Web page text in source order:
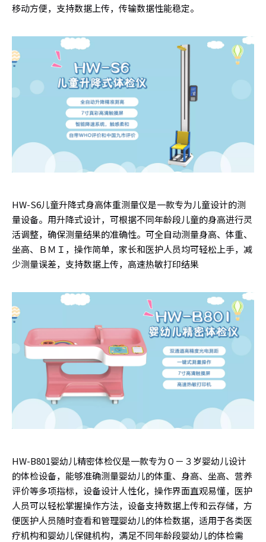
移动方便，支持数据上传，传输数据性能稳定。
HW-S6儿童升降式身高体重测量仪是一款专为儿童设计的测
量设备。用升降式设计，可根据不同年龄段儿童的身高进行灵
活调整，确保测量结果的准确性。可全自动测量身高、体重、
坐高、ＢＭＩ，操作简单，家长和医护人员均可轻松上手，减
少测量误差，支持数据上传，高速热敏打印结果
HW-B801婴幼儿精密体检仪是一款专为０－３岁婴幼儿设计
的体检设备，能够准确测量婴幼儿的体重、身高、坐高、营养
评价等多项指标，设备设计人性化，操作界面直观易懂，医护
人员可以轻松掌握操作方法，设备支持数据上传和云存储，方
便医护人员随时查看和管理婴幼儿的体检数据，适用于各类医
疗机构和婴幼儿保健机构，满足不同年龄段婴幼儿的体检需